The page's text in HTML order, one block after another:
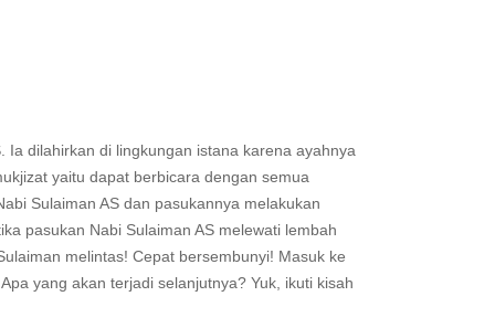
Ia dilahirkan di lingkungan istana karena ayahnya
yaitu dapat berbicara dengan semua
Sulaiman AS dan pasukannya melakukan
pasukan Nabi Sulaiman AS melewati lembah
melintas! Cepat bersembunyi! Masuk ke
yang akan terjadi selanjutnya? Yuk, ikuti kisah